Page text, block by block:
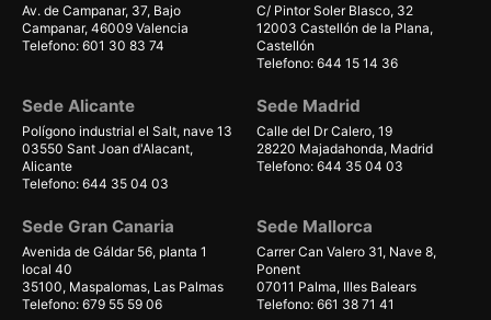
Av. de Campanar, 37, Bajo
Campanar, 46009 Valencia
Telefono: 601 30 83 74
C/ Pintor Soler Blasco, 32
12003 Castellón de la Plana,
Castellón
Telefono: 644 15 14 36
Sede Alicante
Polígono industrial el Salt, nave 13
03550 Sant Joan d'Alacant,
Alicante
Telefono: 644 35 04 03
Sede Madrid
Calle del Dr Calero, 19
28220 Majadahonda, Madrid
Telefono: 644 35 04 03
Sede Gran Canaria
Avenida de Gáldar 56, planta 1
local 40
35100, Maspalomas, Las Palmas
Telefono: 679 55 59 06
Sede Mallorca
Carrer Can Valero 31, Nave 8,
Ponent
07011 Palma, Illes Balears
Telefono: 661 38 71 41